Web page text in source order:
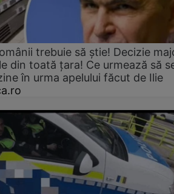
trebuie să știe! Decizie
din toată țara! Ce urmează să
în urma apelului făcut de Ilie